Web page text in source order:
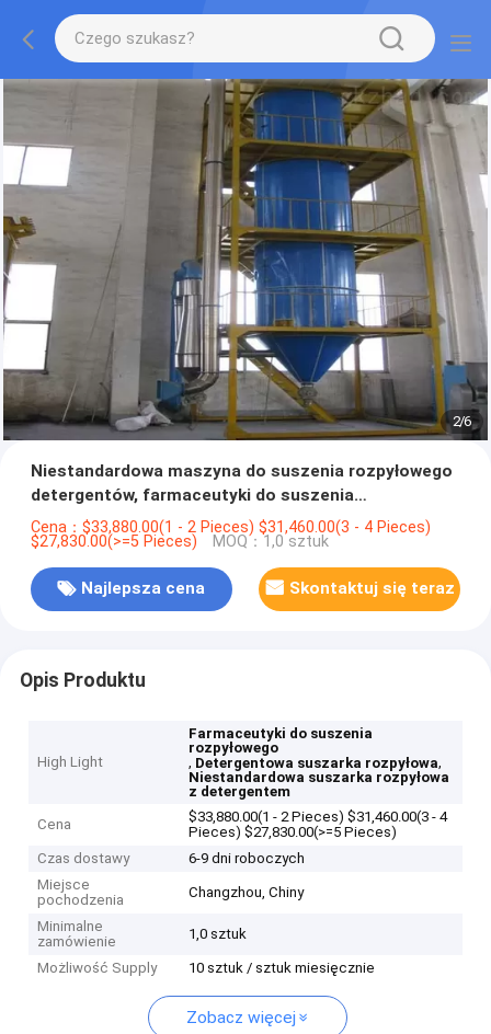
2/6
Niestandardowa maszyna do suszenia rozpyłowego
detergentów, farmaceutyki do suszenia
rozpyłowego
Cena：$33,880.00(1 - 2 Pieces) $31,460.00(3 - 4 Pieces)
$27,830.00(>=5 Pieces) MOQ：1,0 sztuk
Najlepsza cena Skontaktuj się teraz
Opis Produktu
High Light
Farmaceutyki do suszenia
rozpyłowego
, Detergentowa suszarka rozpyłowa,
Niestandardowa suszarka rozpyłowa
z detergentem
Cena
$33,880.00(1 - 2 Pieces) $31,460.00(3 - 4
Pieces) $27,830.00(>=5 Pieces)
Czas dostawy
6-9 dni roboczych
Miejsce
pochodzenia
Changzhou, Chiny
Minimalne
zamówienie
1,0 sztuk
Możliwość Supply 10 sztuk / sztuk miesięcznie
Zobacz więcej